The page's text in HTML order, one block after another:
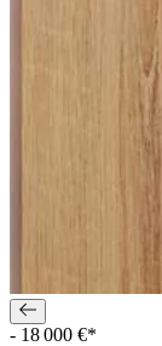
- 18 000 €*